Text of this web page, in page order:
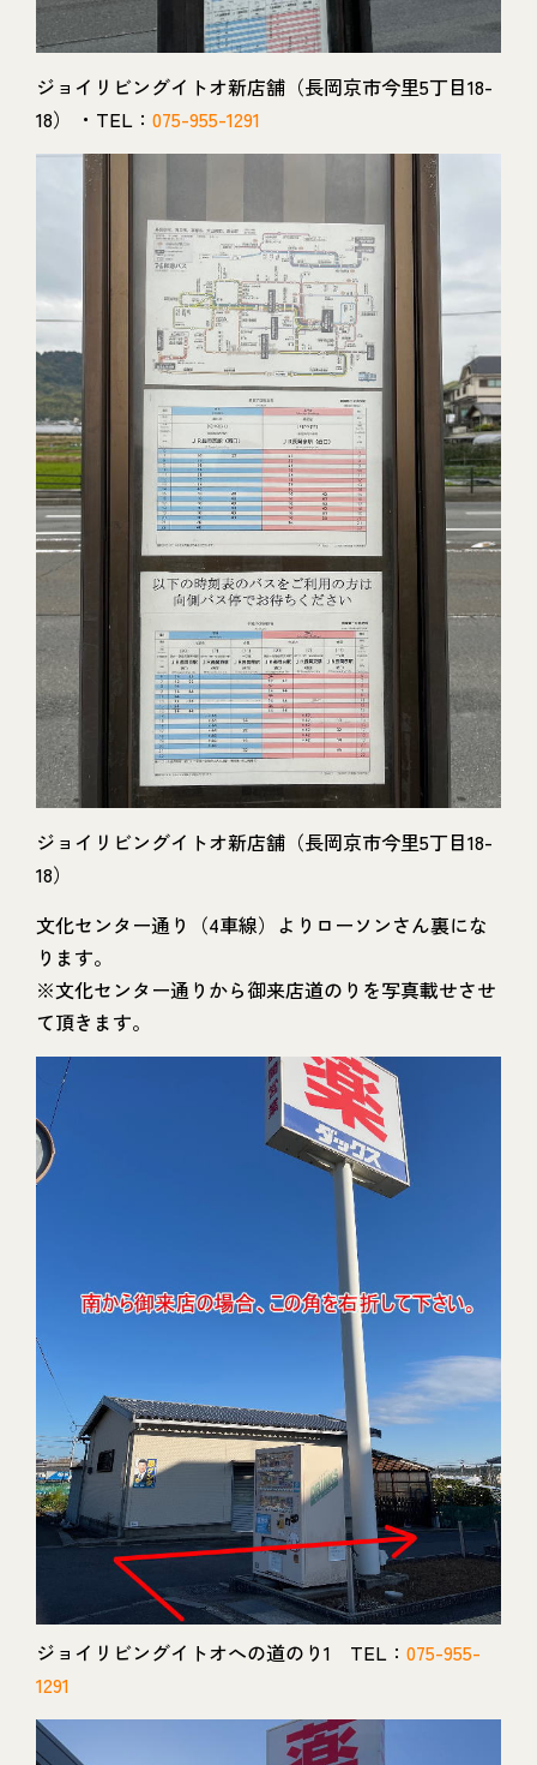
ジョイリビングイトオ新店舗（長岡京市今里5丁目18-
18） ・TEL： 075-955-1291
ジョイリビングイトオ新店舗（長岡京市今里5丁目18-
18）
文化センター通り（4車線）よりローソンさん裏にな
ります。
※文化センター通りから御来店道のりを写真載せさせ
て頂きます。
ジョイリビングイトオへの道のり1 TEL： 075-955-
1291